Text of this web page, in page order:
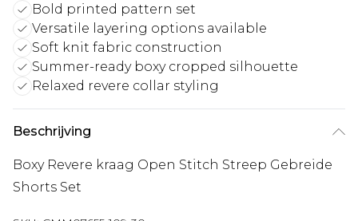
Bold printed pattern set
Versatile layering options available
Soft knit fabric construction
Summer-ready boxy cropped silhouette
Relaxed revere collar styling
Beschrijving
Boxy Revere kraag Open Stitch Streep Gebreide
Shorts Set